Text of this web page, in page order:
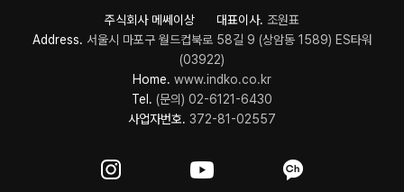
주식회사 메쎄이상 대표이사. 조원표
Address. 서울시 마포구 월드컵북로 58길 9 (상암동 1589) ES타워
(03922)
Home. www.indko.co.kr
Tel. (문의) 02-6121-6430
사업자번호. 372-81-02557